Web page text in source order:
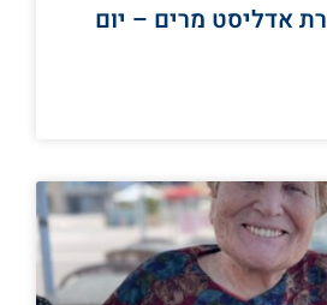
אדליסט מרים – יום